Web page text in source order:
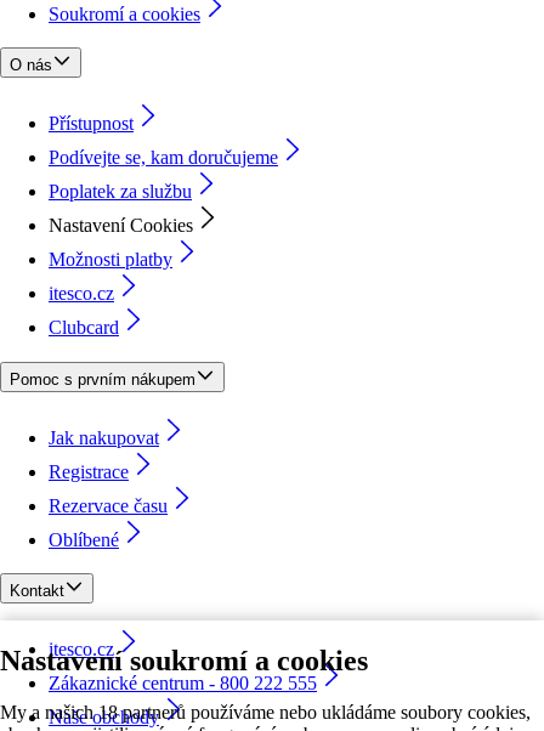
Nastavení soukromí a cookies
My a našich 18 partnerů používáme nebo ukládáme soubory cookies,
Soukromí a cookies
O nás
Přístupnost
Podívejte se, kam doručujeme
Poplatek za službu
Nastavení Cookies
Možnosti platby
itesco.cz
Clubcard
Pomoc s prvním nákupem
Jak nakupovat
Registrace
Rezervace času
Oblíbené
Kontakt
itesco.cz
Zákaznické centrum - 800 222 555
Naše obchody